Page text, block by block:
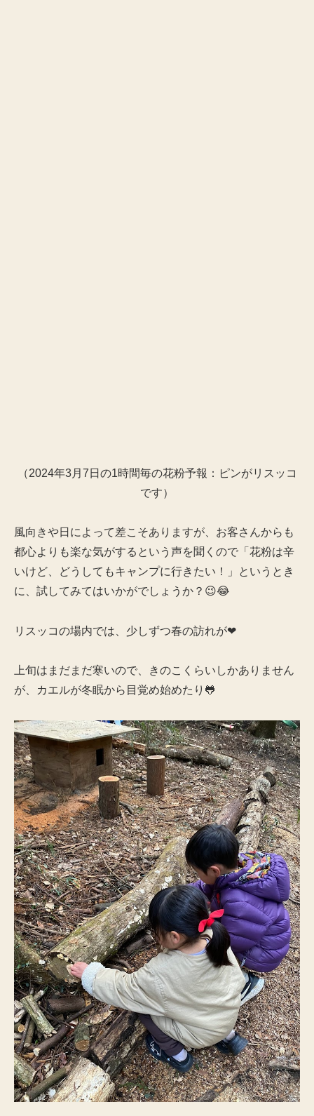
（2024年3月7日の1時間毎の花粉予報：ピンがリスッコ
です）
風向きや日によって差こそありますが、お客さんからも
都心よりも楽な気がするという声を聞くので「花粉は辛
いけど、どうしてもキャンプに行きたい！」というとき
に、試してみてはいかがでしょうか？😉😂
リスッコの場内では、少しずつ春の訪れが❤
上旬はまだまだ寒いので、きのこくらいしかありません
が、カエルが冬眠から目覚め始めたり🐸